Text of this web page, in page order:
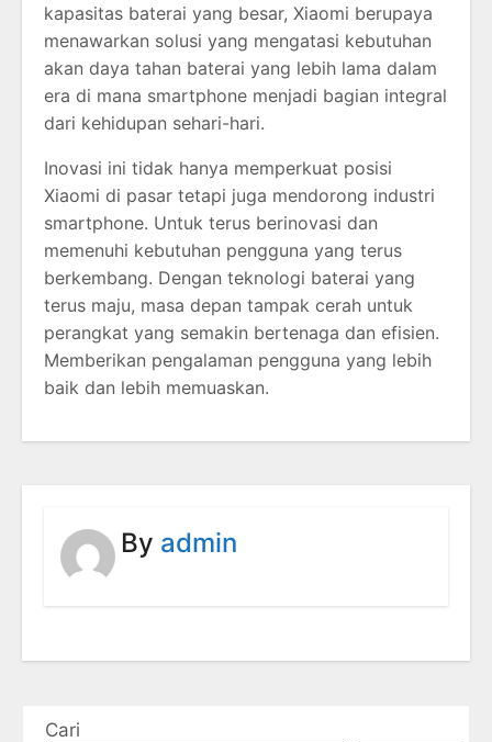
kapasitas baterai yang besar, Xiaomi berupaya
menawarkan solusi yang mengatasi kebutuhan
akan daya tahan baterai yang lebih lama dalam
era di mana smartphone menjadi bagian integral
dari kehidupan sehari-hari.
Inovasi ini tidak hanya memperkuat posisi
Xiaomi di pasar tetapi juga mendorong industri
smartphone. Untuk terus berinovasi dan
memenuhi kebutuhan pengguna yang terus
berkembang. Dengan teknologi baterai yang
terus maju, masa depan tampak cerah untuk
perangkat yang semakin bertenaga dan efisien.
Memberikan pengalaman pengguna yang lebih
baik dan lebih memuaskan.
By admin
Cari